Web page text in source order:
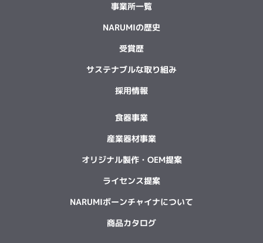
事業所一覧
NARUMIの歴史
受賞歴
サステナブルな取り組み
採用情報
食器事業
産業器材事業
オリジナル製作・OEM提案
ライセンス提案
NARUMIボーンチャイナについて
商品カタログ